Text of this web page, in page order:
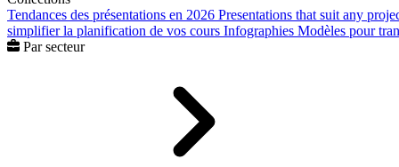
Tendances des présentations en 2026 Presentations that suit any
simplifier la planification de vos cours Infographies Modèles pour
Par secteur